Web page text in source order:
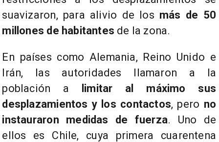
suavizaron, para alivio de los más de 50
millones de habitantes de la zona.
En países como Alemania, Reino Unido e
Irán, las autoridades llamaron a la
población a
limitar al máximo sus
desplazamientos y los contactos, pero no
instauraron medidas de fuerza. Uno de
ellos es Chile, cuya primera cuarentena